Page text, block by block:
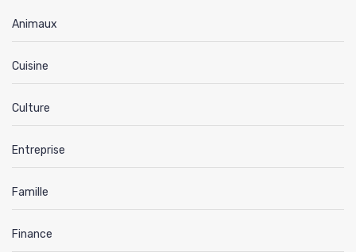
Animaux
Cuisine
Culture
Entreprise
Famille
Finance